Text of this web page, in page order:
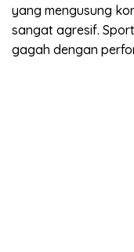
yang mengusung
sangat agresif.
gagah dengan